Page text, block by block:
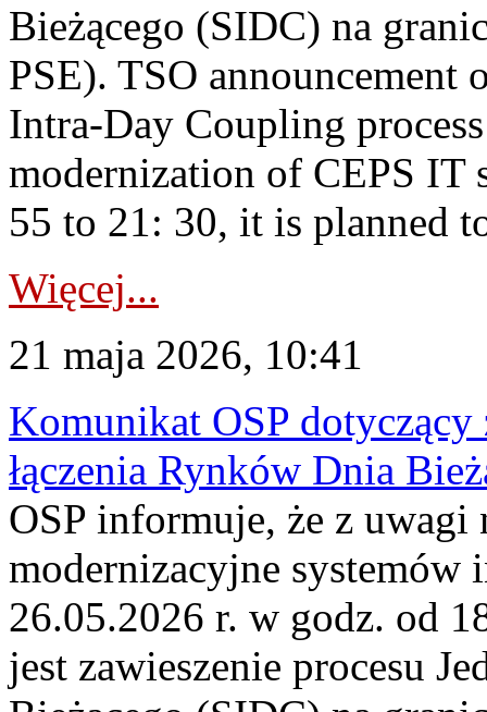
Bieżącego (SIDC) na
PSE). TSO announcement
Intra-Day Coupling
modernization of CEPS IT
55 to 21: 30, it is planned
Więcej...
21 maja 2026, 10:41
Komunikat OSP dotyczący
łączenia Rynków Dnia
OSP informuje, że z uwagi
modernizacyjne
26.05.2026 r. w godz. od
jest zawieszenie procesu